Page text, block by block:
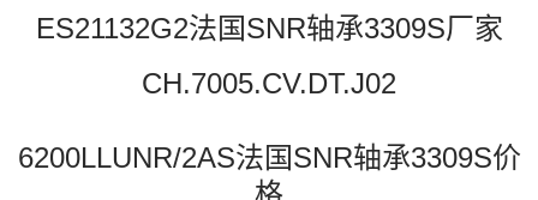
ES21132G2法国SNR轴承3309S厂家
CH.7005.CV.DT.J02
6200LLUNR/2AS法国SNR轴承3309S价